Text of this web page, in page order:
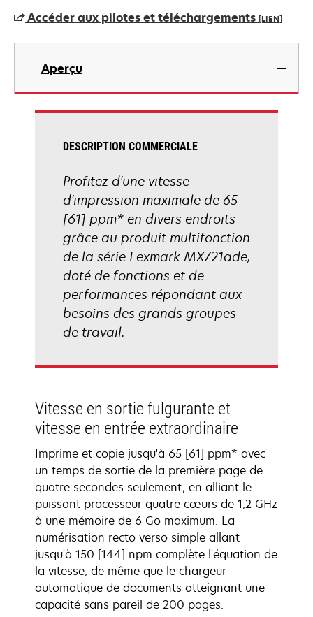
nouvel
onglet
Accéder aux pilotes et téléchargements [LIEN]
s’ouvre
nouvel
onglet
Aperçu
DESCRIPTION COMMERCIALE
Profitez d'une vitesse
d'impression maximale de 65
[61] ppm* en divers endroits
grâce au produit multifonction
de la série Lexmark MX721ade,
doté de fonctions et de
performances répondant aux
besoins des grands groupes
de travail.
Vitesse en sortie fulgurante et
vitesse en entrée extraordinaire
Imprime et copie jusqu'à 65 [61] ppm* avec
un temps de sortie de la première page de
quatre secondes seulement, en alliant le
puissant processeur quatre cœurs de 1,2 GHz
à une mémoire de 6 Go maximum. La
numérisation recto verso simple allant
jusqu'à 150 [144] npm complète l'équation de
la vitesse, de même que le chargeur
automatique de documents atteignant une
capacité sans pareil de 200 pages.